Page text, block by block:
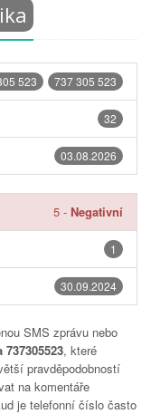
737 305 523
523
32
03.08.2026
5 - Negativní
1
30.09.2024
SMS zprávu nebo
, které
pravděpodobností
na komentáře
je telefonní číslo často